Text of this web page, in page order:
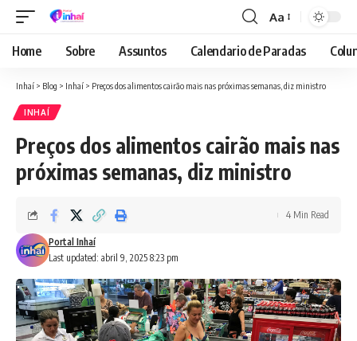
Font
Resizer
Aa
Home Sobre Assuntos Calendario de Paradas
Inhaí > Blog > Inhaí > Preços dos alimentos cairão mais nas próximas semanas, diz ministro
INHAÍ
Preços dos alimentos cairão mais nas
próximas semanas, diz ministro
Last updated: abril 9, 2025 8:23 pm
Portal Inhaí
4 Min Read